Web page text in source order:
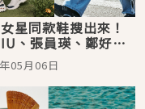
星同款鞋搜出來！
、張員瑛、鄭好
雙鞋讓腿長直接
分
05月06日